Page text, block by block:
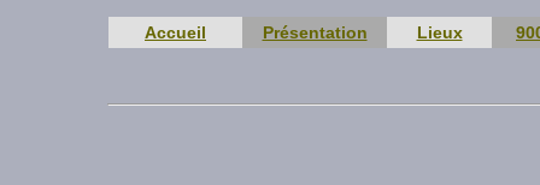
Accueil Présentation Lieux